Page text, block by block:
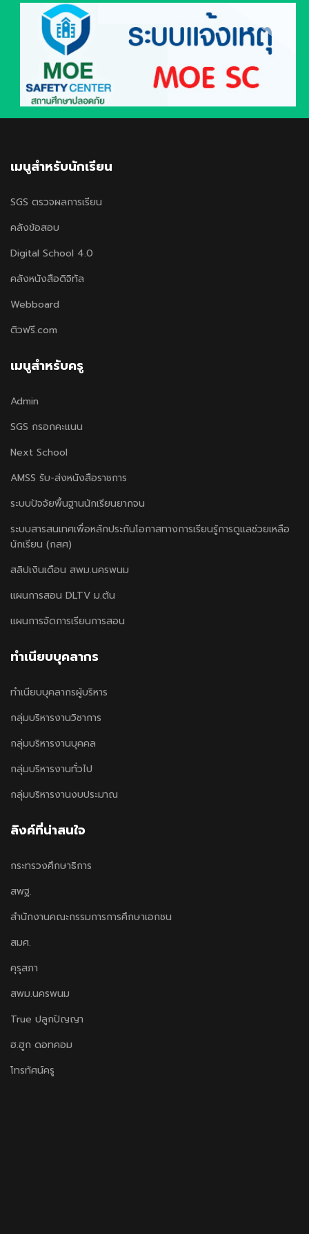
เมนูสำหรับนักเรียน
SGS ตรวจผลการเรียน
คลังข้อสอบ
Digital School 4.0
คลังหนังสือดิจิทัล
Webboard
ติวฟรี.com
เมนูสำหรับครู
Admin
SGS กรอกคะแนน
Next School
AMSS รับ-ส่งหนังสือราชการ
ระบบปัจจัยพื้นฐานนักเรียนยากจน
ระบบสารสนเทศเพื่อหลักประกันโอกาสทางการเรียนรู้การดูแลช่วยเหลือ
นักเรียน (กสศ)
สลิปเงินเดือน สพม.นครพนม
แผนการสอน DLTV ม.ต้น
แผนการจัดการเรียนการสอน
ทำเนียบบุคลากร
ทำเนียบบุคลากรผู้บริหาร
กลุ่มบริหารงานวิชาการ
กลุ่มบริหารงานบุคคล
กลุ่มบริหารงานทั่วไป
กลุ่มบริหารงานงบประมาณ
ลิงค์ที่น่าสนใจ
กระทรวงศึกษาธิการ
สพฐ.
สำนักงานคณะกรรมการการศึกษาเอกชน
สมศ.
คุรุสภา
สพม.นครพนม
True ปลูกปัญญา
ฮ.ฮูก ดอทคอม
โทรทัศน์ครู